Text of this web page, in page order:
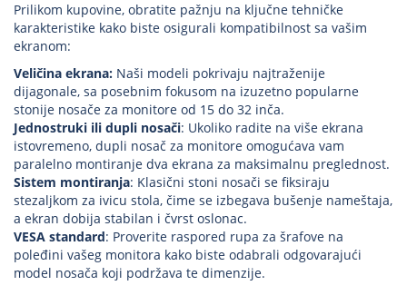
Prilikom kupovine, obratite pažnju na ključne tehničke
karakteristike kako biste osigurali kompatibilnost sa vašim
ekranom:
Veličina ekrana: Naši modeli pokrivaju najtraženije
dijagonale, sa posebnim fokusom na izuzetno popularne
stonije nosače za monitore od 15 do 32 inča.
Jednostruki ili dupli nosači: Ukoliko radite na više ekrana
istovremeno, dupli nosač za monitore omogućava vam
paralelno montiranje dva ekrana za maksimalnu preglednost.
Sistem montiranja: Klasični stoni nosači se fiksiraju
stezaljkom za ivicu stola, čime se izbegava bušenje nameštaja,
a ekran dobija stabilan i čvrst oslonac.
VESA standard: Proverite raspored rupa za šrafove na
poleđini vašeg monitora kako biste odabrali odgovarajući
model nosača koji podržava te dimenzije.